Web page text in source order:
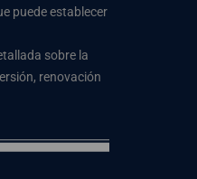
puede establecer
sobre la
renovación